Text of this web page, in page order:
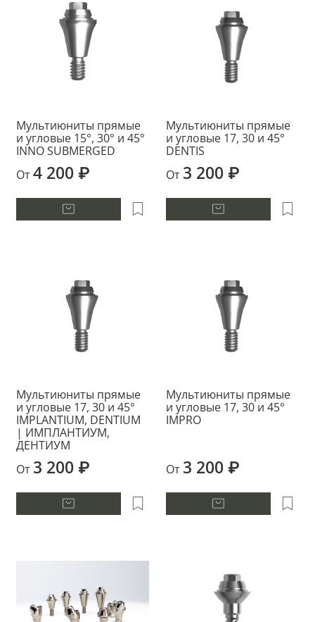
Мультиюниты прямые
и угловые 15°, 30° и 45°
INNO SUBMERGED
От4 200 ₽
Мультиюниты прямые
и угловые 17, 30 и 45°
DENTIS
От 3 200 ₽
Мультиюниты прямые
и угловые 17, 30 и 45°
IMPLANTIUM, DENTIUM
| ИМПЛАНТИУМ,
ДЕНТИУМ
От 3 200 ₽
Мультиюниты прямые
и угловые 17, 30 и 45°
IMPRO
От 3 200 ₽